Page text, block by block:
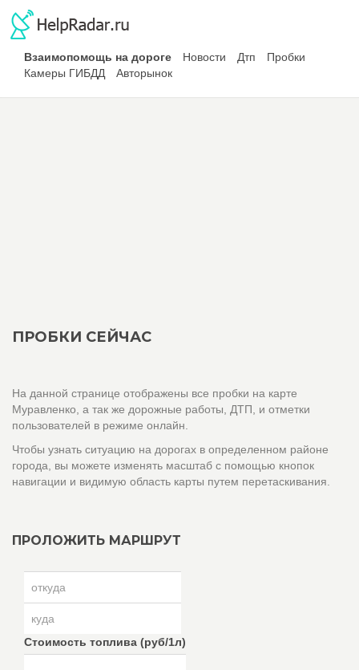
Взаимопомощь на дороге Новости Дтп
Пробки
Камеры ГИБДД
Авторынок
ПРОБКИ СЕЙЧАС
На данной странице отображены все пробки на карте
Муравленко, а так же дорожные работы, ДТП, и отметки
пользователей в режиме онлайн.
Чтобы узнать ситуацию на дорогах в определенном районе
города, вы можете изменять масштаб с помощью кнопок
навигации и видимую область карты путем перетаскивания.
ПРОЛОЖИТЬ МАРШРУТ
Стоимость топлива (руб/1л)